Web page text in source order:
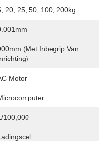
20, 25, 50, 100, 200kg
(met Inbegrip Van
Motor
100,000